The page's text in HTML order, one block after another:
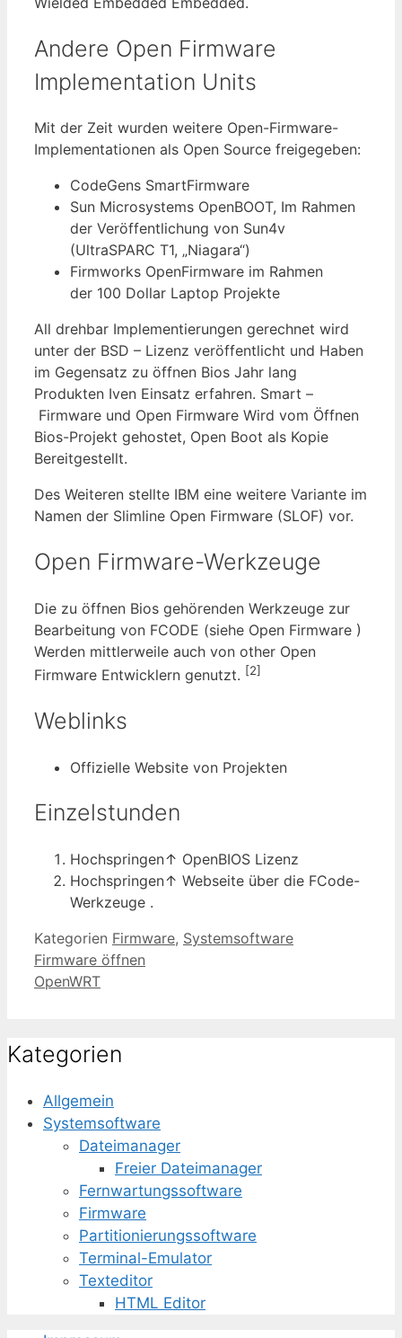
Andere Open Firmware
Implementation Units
Mit der Zeit wurden weitere Open-Firmware-
Implementationen als Open Source freigegeben:
CodeGens SmartFirmware
Sun Microsystems OpenBOOT, Im Rahmen
der Veröffentlichung von Sun4v
(UltraSPARC T1, „Niagara“)
Firmworks OpenFirmware im Rahmen
der 100 Dollar Laptop Projekte
All drehbar Implementierungen gerechnet wird
unter der BSD – Lizenz veröffentlicht und Haben
im Gegensatz zu öffnen Bios Jahr lang
Produkten Iven Einsatz erfahren. Smart –
Firmware und Open Firmware Wird vom Öffnen
Bios-Projekt gehostet, Open Boot als Kopie
Bereitgestellt.
Des Weiteren stellte IBM eine weitere Variante im
Namen der Slimline Open Firmware (SLOF) vor.
Open Firmware-Werkzeuge
Die zu öffnen Bios gehörenden Werkzeuge zur
Bearbeitung von FCODE (siehe Open Firmware )
Werden mittlerweile auch von other Open
Firmware Entwicklern genutzt. [2]
Weblinks
Offizielle Website von Projekten
Einzelstunden
Hochspringen↑ OpenBIOS Lizenz
Hochspringen↑ Webseite über die FCode-
Werkzeuge .
Kategorien Firmware, Systemsoftware
Firmware öffnen
OpenWRT
Kategorien
Allgemein
Systemsoftware
Dateimanager
Freier Dateimanager
Fernwartungssoftware
Firmware
Partitionierungssoftware
Terminal-Emulator
Texteditor
HTML Editor